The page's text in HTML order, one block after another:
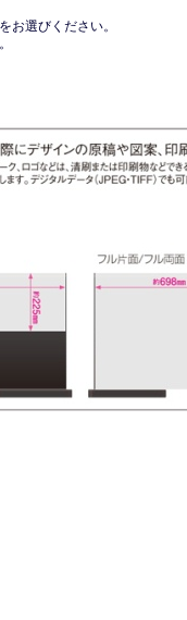
お選びください。